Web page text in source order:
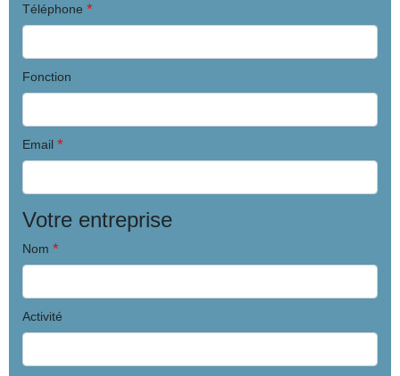
Téléphone *
Fonction
Email *
Votre entreprise
Nom *
Activité